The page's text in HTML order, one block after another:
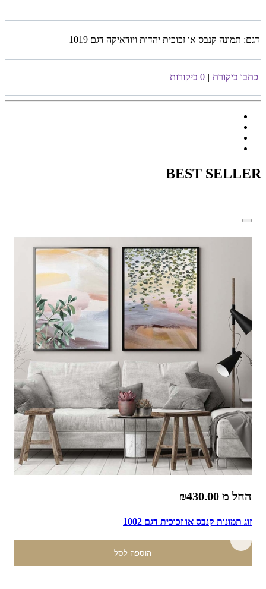
דגם: תמונה קנבס או זכוכית יהדות ויודאיקה דגם 1019
כתבו ביקורת | 0 ביקורות
BEST SELLER
החל מ ₪430.00
זוג תמונות קנבס או זכוכית דגם 1002
הוספה לסל